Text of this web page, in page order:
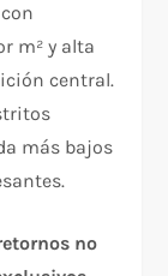
m² y alta
central.
más bajos
no